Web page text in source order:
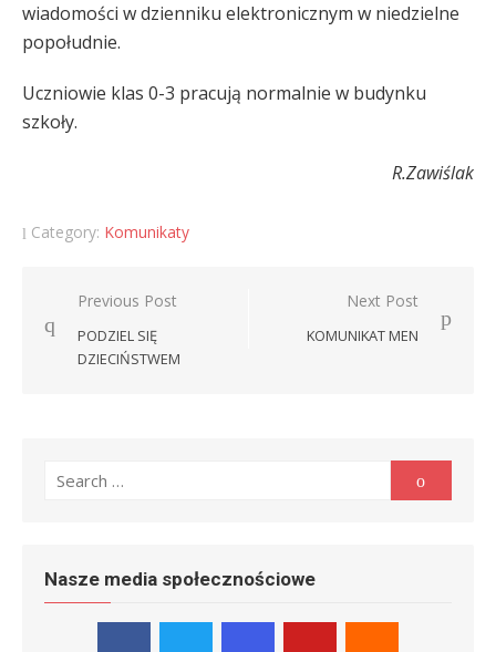
wiadomości w dzienniku elektronicznym w niedzielne
popołudnie.
Uczniowie klas 0-3 pracują normalnie w budynku
szkoły.
R.Zawiślak
Category: Komunikaty
Nawigacja
wpisu
Previous Post
PODZIEL SIĘ
DZIECIŃSTWEM
Next Post
KOMUNIKAT MEN
for:
Nasze media społecznościowe